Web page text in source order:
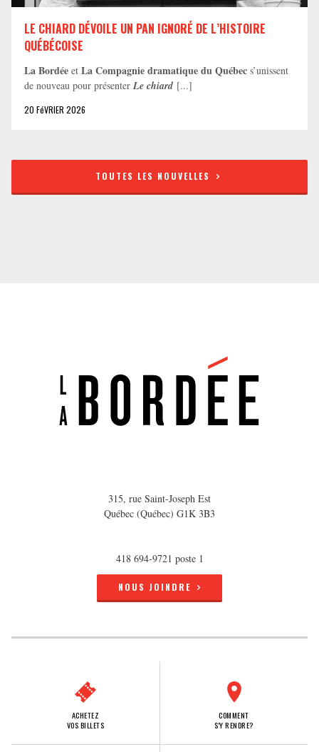
LE CHIARD DÉVOILE UN PAN IGNORÉ DE L’HISTOIRE
QUÉBÉCOISE
La Bordée et La Compagnie dramatique du Québec s’unissent
de nouveau pour présenter Le chiard [...]
20 FéVRIER 2026
TOUTES LES NOUVELLES
315, rue Saint-Joseph Est
Québec (Québec) G1K 3B3
418 694-9721 poste 1
NOUS JOINDRE
ACHETEZ
VOS BILLETS
COMMENT
S'Y RENDRE?